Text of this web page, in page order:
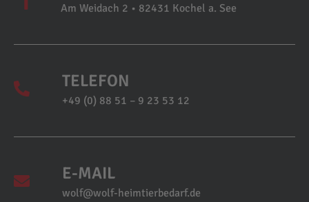
Am Weidach 2 • 82431 Kochel a. See
TELEFON
+49 (0) 88 51 – 9 23 53 12
E-MAIL
wolf@wolf-heimtierbedarf.de